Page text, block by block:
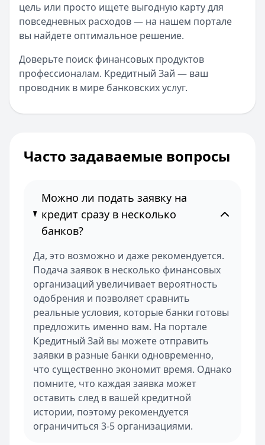
цель или просто ищете выгодную карту для
повседневных расходов — на нашем портале
вы найдете оптимальное решение.
Доверьте поиск финансовых продуктов
профессионалам. Кредитный Зай — ваш
проводник в мире банковских услуг.
Часто задаваемые вопросы
Можно ли подать заявку на
кредит сразу в несколько
банков?
Да, это возможно и даже рекомендуется.
Подача заявок в несколько финансовых
организаций увеличивает вероятность
одобрения и позволяет сравнить
реальные условия, которые банки готовы
предложить именно вам. На портале
Кредитный Зай вы можете отправить
заявки в разные банки одновременно,
что существенно экономит время. Однако
помните, что каждая заявка может
оставить след в вашей кредитной
истории, поэтому рекомендуется
ограничиться 3-5 организациями.